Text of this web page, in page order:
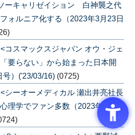
ソーキャリゼイション 白神襲之代
ォルニア化する（2023年3月23日
コスマックスジャパン オウ・ジェ
要らない」から始まった日本開
号）('23/03/16) (0725)
シーオーメディカル 瀬出井亮社長
理学でファン多数（2023年3月9